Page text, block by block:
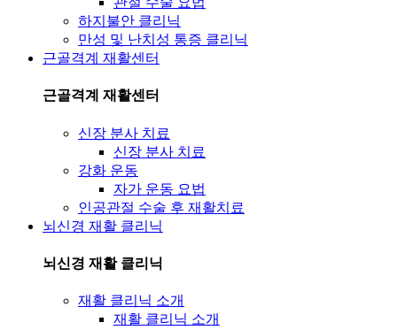
하지불안 클리닉
만성 및 난치성 통증 클리닉
근골격계 재활센터
근골격계 재활센터
신장 분사 치료
신장 분사 치료
강화 운동
자가 운동 요법
인공관절 수술 후 재활치료
뇌신경 재활 클리닉
뇌신경 재활 클리닉
재활 클리닉 소개
재활 클리닉 소개